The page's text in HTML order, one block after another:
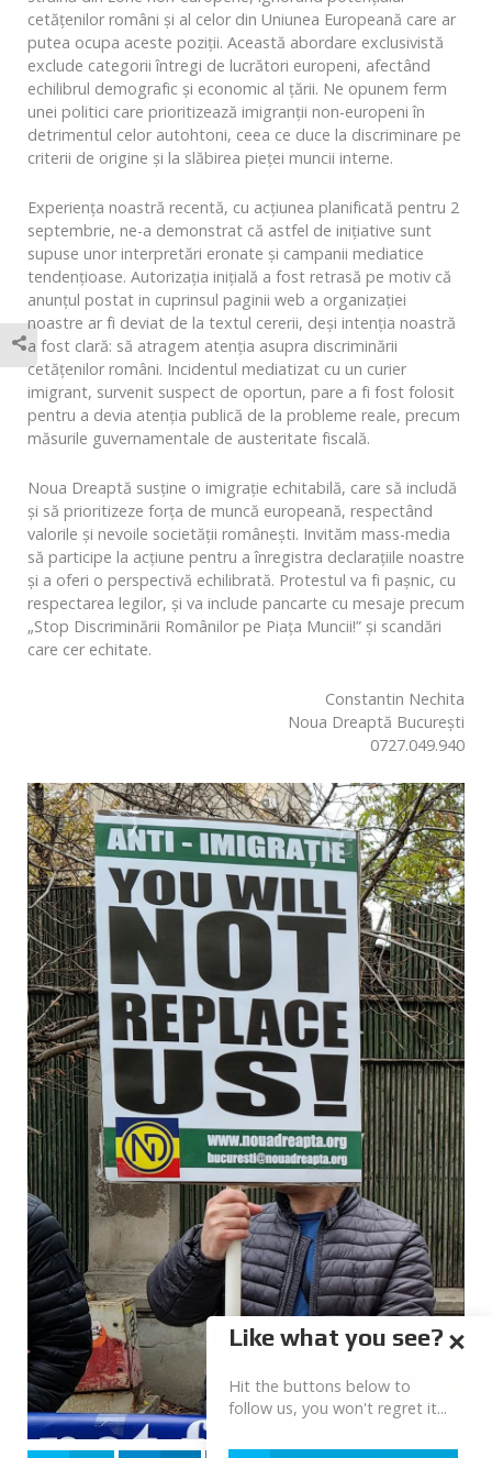
cetățenilor români și al celor din Uniunea Europeană care ar
putea ocupa aceste poziții. Această abordare exclusivistă
exclude categorii întregi de lucrători europeni, afectând
echilibrul demografic și economic al țării. Ne opunem ferm
unei politici care prioritizează imigranții non-europeni în
detrimentul celor autohtoni, ceea ce duce la discriminare pe
criterii de origine și la slăbirea pieței muncii interne.
Experiența noastră recentă, cu acțiunea planificată pentru 2
septembrie, ne-a demonstrat că astfel de inițiative sunt
supuse unor interpretări eronate și campanii mediatice
tendențioase. Autorizația inițială a fost retrasă pe motiv că
anunțul postat in cuprinsul paginii web a organizației
noastre ar fi deviat de la textul cererii, deși intenția noastră
a fost clară: să atragem atenția asupra discriminării
cetățenilor români. Incidentul mediatizat cu un curier
imigrant, survenit suspect de oportun, pare a fi fost folosit
pentru a devia atenția publică de la probleme reale, precum
măsurile guvernamentale de austeritate fiscală.
Noua Dreaptă susține o imigrație echitabilă, care să includă
și să prioritizeze forța de muncă europeană, respectând
valorile și nevoile societății românești. Invităm mass-media
să participe la acțiune pentru a înregistra declarațiile noastre
și a oferi o perspectivă echilibrată. Protestul va fi pașnic, cu
respectarea legilor, și va include pancarte cu mesaje precum
„Stop Discriminării Românilor pe Piața Muncii!” și scandări
care cer echitate.
Constantin Nechita
Noua Dreaptă București
0727.049.940
Like what you see?
Hit the buttons below to
follow us, you won't regret it...